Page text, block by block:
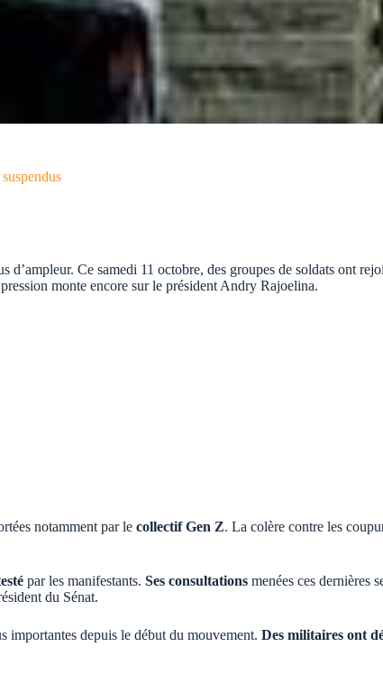
Ce samedi 11 octobre, des groupes de soldats ont
monte encore sur le président Andry Rajoelina.
notamment par le collectif Gen Z. La colère contre les
par les manifestants. Ses consultations menées ces dernières
du Sénat.
importantes depuis le début du mouvement. Des militaires ont